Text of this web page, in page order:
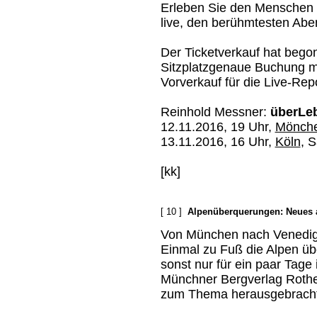
Erleben Sie den
live, den berühmtesten
Der Ticketverkauf hat
Sitzplatzgenaue Buchung
Vorverkauf für die Live-
Reinhold Messner:
12.11.2016, 19 Uhr,
13.11.2016, 16 Uhr, Köln,
[kk]
[ 10 ] Alpenüberquerungen: Neues
Von München nach
Einmal zu Fuß die Alpen
sonst nur für ein paar
Münchner Bergverlag
zum Thema